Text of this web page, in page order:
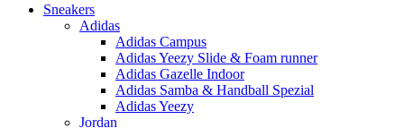
Sneakers
Adidas
Adidas Campus
Adidas Yeezy Slide & Foam runner
Adidas Gazelle Indoor
Adidas Samba & Handball Spezial
Adidas Yeezy
Jordan